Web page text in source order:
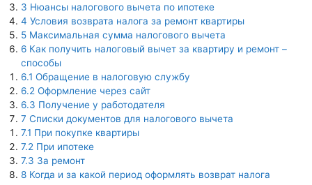
3 Нюансы налогового вычета по ипотеке
4 Условия возврата налога за ремонт квартиры
5 Максимальная сумма налогового вычета
6 Как получить налоговый вычет за квартиру и ремонт –
способы
6.1 Обращение в налоговую службу
6.2 Оформление через сайт
6.3 Получение у работодателя
7 Списки документов для налогового вычета
7.1 При покупке квартиры
7.2 При ипотеке
7.3 За ремонт
8 Когда и за какой период оформлять возврат налога